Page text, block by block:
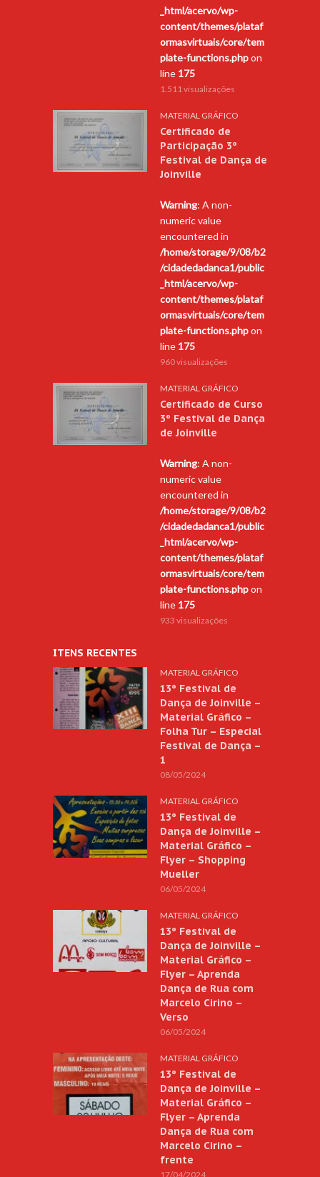
_html/acervo/wp-
content/themes/plataf
ormasvirtuais/core/tem
plate-functions.phpon
line 175
1.511 visualizações
MATERIAL GRÁFICO
Certificado de
Participação 3º
Festival de Dança de
Joinville
Warning: A non-
numeric value
encountered in
/home/storage/9/08/b2
/cidadedadanca1/public
_html/acervo/wp-
content/themes/plataf
ormasvirtuais/core/tem
plate-functions.phpon
line 175
960 visualizações
MATERIAL GRÁFICO
Certificado de Curso
3º Festival de Dança
de Joinville
Warning: A non-
numeric value
encountered in
/home/storage/9/08/b2
/cidadedadanca1/public
_html/acervo/wp-
content/themes/plataf
ormasvirtuais/core/tem
plate-functions.phpon
line 175
933 visualizações
ITENS RECENTES
MATERIAL GRÁFICO
13º Festival de
Dança de Joinville –
Material Gráfico –
Folha Tur – Especial
Festival de Dança –
1
08/05/2024
MATERIAL GRÁFICO
13º Festival de
Dança de Joinville –
Material Gráfico –
Flyer – Shopping
Mueller
06/05/2024
MATERIAL GRÁFICO
13º Festival de
Dança de Joinville –
Material Gráfico –
Flyer – Aprenda
Dança de Rua com
Marcelo Cirino –
Verso
06/05/2024
MATERIAL GRÁFICO
13º Festival de
Dança de Joinville –
Material Gráfico –
Flyer – Aprenda
Dança de Rua com
Marcelo Cirino –
frente
17/04/2024